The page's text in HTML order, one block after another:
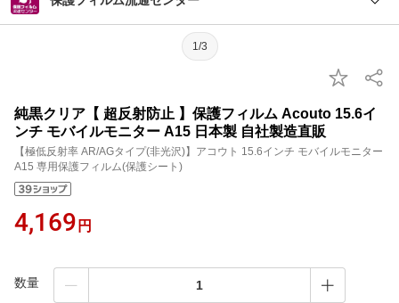
1/3
純黒クリア【 超反射防止 】保護フィルム Acouto 15.6イ
ンチ モバイルモニター A15 日本製 自社製造直販
【極低反射率 AR/AGタイプ(非光沢)】アコウト 15.6インチ モバイルモニター
A15 専用保護フィルム(保護シート)
4,169 円
数量